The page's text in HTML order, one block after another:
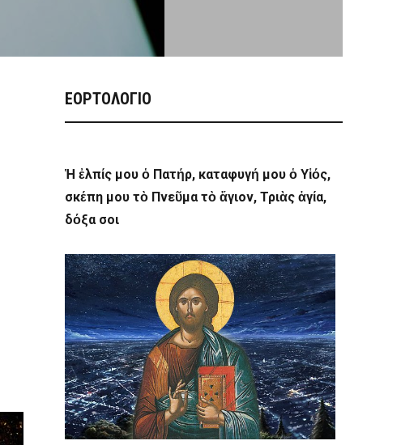
ΕΟΡΤΟΛΟΓΙΟ
Ἡ ἐλπίς μου ὁ Πατήρ, καταφυγή μου ὁ Υἱός,
σκέπη μου τὸ Πνεῦμα τὸ ἅγιον, Τριὰς ἁγία,
δόξα σοι